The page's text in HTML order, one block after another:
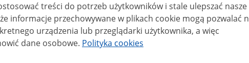
treści do potrzeb użytkowników i stale ulepszać nasze
urządzenia lub przeglądarki użytkownika, a więc
dane osobowe. Polityka cookies